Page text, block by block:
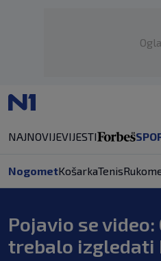
NAJNOVIJEVIJESTI
NogometKošarkaTenis
Pojavio se video:
trebalo izgledati